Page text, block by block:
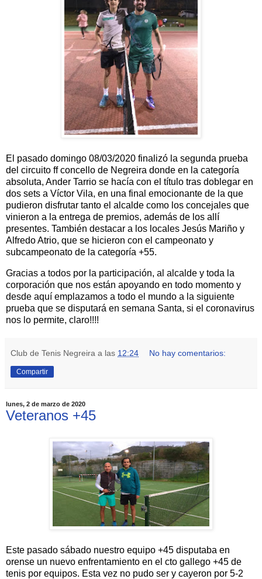
El pasado domingo 08/03/2020 finalizó la segunda prueba
del circuito ff concello de Negreira donde en la categoría
absoluta, Ander Tarrio se hacía con el título tras doblegar en
dos sets a Víctor Vila, en una final emocionante de la que
pudieron disfrutar tanto el alcalde como los concejales que
vinieron a la entrega de premios, además de los allí
presentes. También destacar a los locales Jesús Mariño y
Alfredo Atrio, que se hicieron con el campeonato y
subcampeonato de la categoría +55.
Gracias a todos por la participación, al alcalde y toda la
corporación que nos están apoyando en todo momento y
desde aquí emplazamos a todo el mundo a la siguiente
prueba que se disputará en semana Santa, si el coronavirus
nos lo permite, claro!!!!
Club de Tenis Negreira a las 12:24 No hay comentarios:
Compartir
lunes, 2 de marzo de 2020
Veteranos +45
Este pasado sábado nuestro equipo +45 disputaba en
orense un nuevo enfrentamiento en el cto gallego +45 de
tenis por equipos. Esta vez no pudo ser y cayeron por 5-2